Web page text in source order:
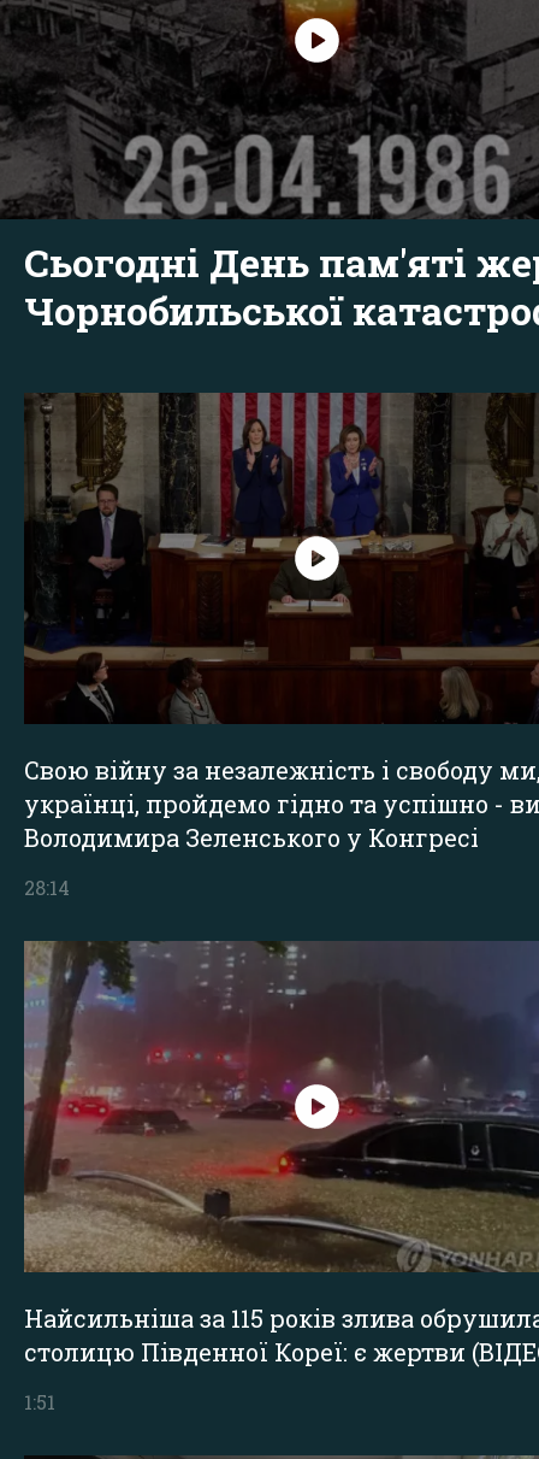
Сьогодні День пам'яті
Чорнобильської
Свою війну за незалежність і свободу
українці, пройдемо гідно та успішно -
Володимира Зеленського у Конгресі
28:14
Найсильніша за 115 років злива
столицю Південної Кореї: є жертви
1:51